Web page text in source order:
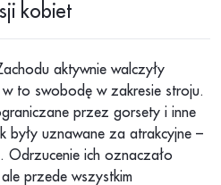
kobiet
aktywnie walczyły
to swobodę w zakresie stroju.
przez gorsety i inne
były uznawane za atrakcyjne –
Odrzucenie ich oznaczało
przede wszystkim